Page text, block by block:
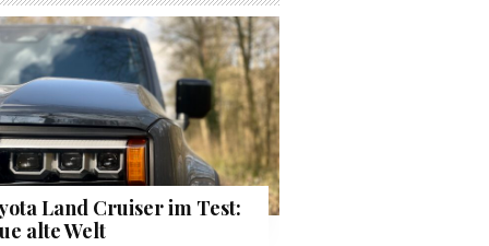
Land Cruiser im Test:
alte Welt